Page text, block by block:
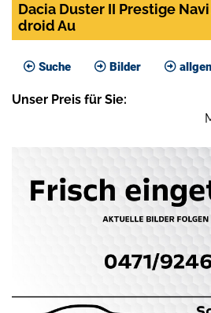
Dacia Duster II Prestige
droid Au
Suche Bilder
Unser Preis für Sie: